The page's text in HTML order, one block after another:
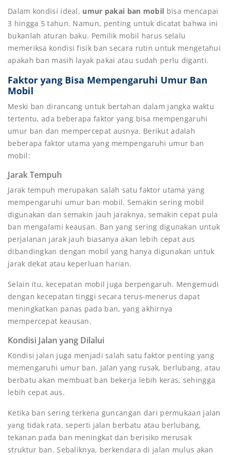
Dalam kondisi ideal, umur pakai ban mobil bisa mencapai
3 hingga 5 tahun. Namun, penting untuk dicatat bahwa ini
bukanlah aturan baku. Pemilik mobil harus selalu
memeriksa kondisi fisik ban secara rutin untuk mengetahui
apakah ban masih layak pakai atau sudah perlu diganti.
Faktor yang Bisa Mempengaruhi Umur Ban
Mobil
Meski ban dirancang untuk bertahan dalam jangka waktu
tertentu, ada beberapa faktor yang bisa mempengaruhi
umur ban dan mempercepat ausnya. Berikut adalah
beberapa faktor utama yang mempengaruhi umur ban
mobil:
Jarak Tempuh
Jarak tempuh merupakan salah satu faktor utama yang
mempengaruhi umur ban mobil. Semakin sering mobil
digunakan dan semakin jauh jaraknya, semakin cepat pula
ban mengalami keausan. Ban yang sering digunakan untuk
perjalanan jarak jauh biasanya akan lebih cepat aus
dibandingkan dengan mobil yang hanya digunakan untuk
jarak dekat atau keperluan harian.
Selain itu, kecepatan mobil juga berpengaruh. Mengemudi
dengan kecepatan tinggi secara terus-menerus dapat
meningkatkan panas pada ban, yang akhirnya
mempercepat keausan.
Kondisi Jalan yang Dilalui
Kondisi jalan juga menjadi salah satu faktor penting yang
memengaruhi umur ban. Jalan yang rusak, berlubang, atau
berbatu akan membuat ban bekerja lebih keras, sehingga
lebih cepat aus.
Ketika ban sering terkena guncangan dari permukaan jalan
yang tidak rata, seperti jalan berbatu atau berlubang,
tekanan pada ban meningkat dan berisiko merusak
struktur ban. Sebaliknya, berkendara di jalan mulus akan